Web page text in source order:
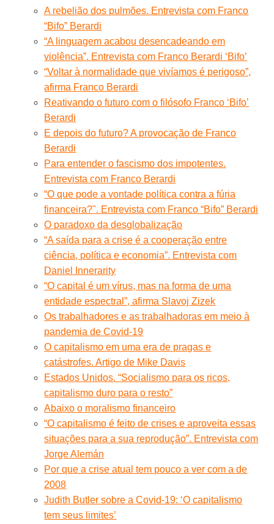
A rebelião dos pulmões. Entrevista com Franco
“Bifo” Berardi
“A linguagem acabou desencadeando em
violência”. Entrevista com Franco Berardi ‘Bifo’
“Voltar à normalidade que vivíamos é perigoso”,
afirma Franco Berardi
Reativando o futuro com o filósofo Franco ‘Bifo’
Berardi
E depois do futuro? A provocação de Franco
Berardi
Para entender o fascismo dos impotentes.
Entrevista com Franco Berardi
“O que pode a vontade política contra a fúria
financeira?". Entrevista com Franco “Bifo” Berardi
O paradoxo da desglobalização
“A saída para a crise é a cooperação entre
ciência, política e economia”. Entrevista com
Daniel Innerarity
“O capital é um vírus, mas na forma de uma
entidade espectral”, afirma Slavoj Zizek
Os trabalhadores e as trabalhadoras em meio à
pandemia de Covid-19
O capitalismo em uma era de pragas e
catástrofes. Artigo de Mike Davis
Estados Unidos. “Socialismo para os ricos,
capitalismo duro para o resto”
Abaixo o moralismo financeiro
“O capitalismo é feito de crises e aproveita essas
situações para a sua reprodução”. Entrevista com
Jorge Alemán
Por que a crise atual tem pouco a ver com a de
2008
Judith Butler sobre a Covid-19: ‘O capitalismo
tem seus limites’